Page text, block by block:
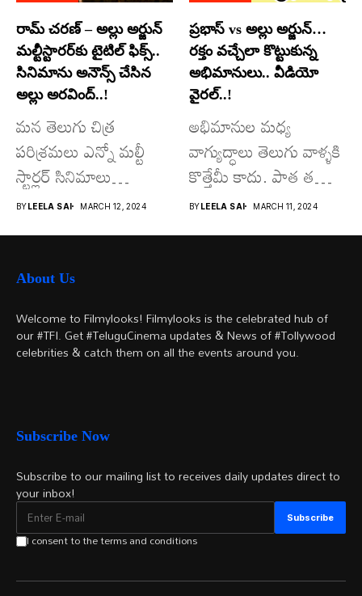
రామ్ చరణ్ – అల్లు అర్జున్
మల్టీస్టారర్​కు టైటిల్ ఫిక్స్..
సినిమాను అనౌన్స్ చేసిన
అల్లు అరవింద్..!
మన తెలుగు చిత్ర
పరిశ్రమలు ఎన్నో మల్టీ
స్టార్లర్ సినిమాలు
వచ్చాయి.. కొన్ని సినిమాలు
అయితే...
BY LEELA SAI MARCH 12, 2024
ప్రభాస్ vs అల్లు అర్జున్…
రక్తం వచ్చేలా కొట్టుకున్న
అభిమానులు.. వీడియో
వైరల్..!
అభిమానుల మధ్య
వాగ్యుద్ధాలు తెలుగు వాళ్ళకి
కొత్తేమీ కాదు. పాత తరం
నటుల నుంచి నేటి...
BY LEELA SAI MARCH 11, 2024
About Us
Welcome to Filmylooks! Filmylooks is the celebrated hub of
our #TFI. Get #TeluguCinema updates & News of #Tollywood
celebrities & catch them on all the events around you.
Subscribe Now
Subscribe to our mailing list to receives daily updates direct to
your inbox!
I consent to the terms and conditions